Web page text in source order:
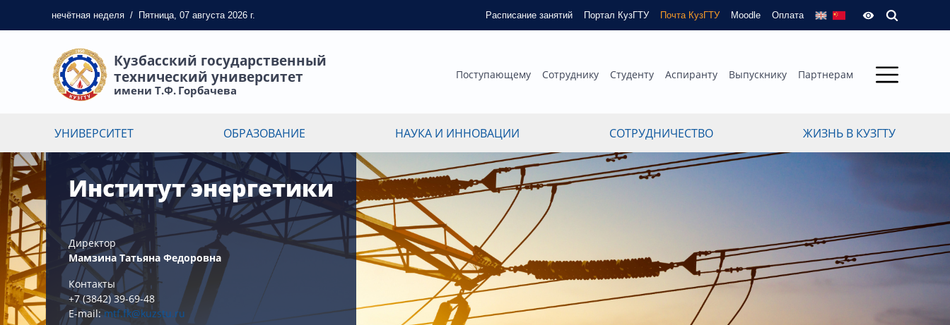
нечётная неделя / Пятница, 07 августа 2026 г. Расписание занятий Портал КузГТУ Почта КузГТУ Moodle Оплата
Кузбасский государственный
технический университет
имени Т.Ф. Горбачева
Поступающему Сотруднику Студенту Аспиранту Выпускнику Партнерам
УНИВЕРСИТЕТ ОБРАЗОВАНИЕ НАУКА И ИННОВАЦИИ СОТРУДНИЧЕСТВО ЖИЗНЬ В КУЗГТУ
Институт энергетики
Директор
Мамзина Татьяна Федоровна
Контакты
+7 (3842) 39-69-48
E-mail:mtf.fk@kuzstu.ru